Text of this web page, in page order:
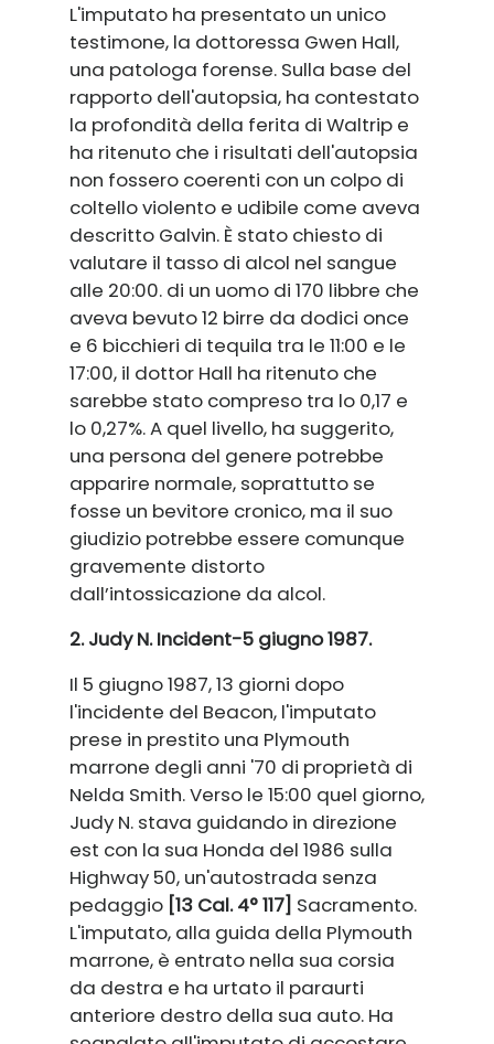
L'imputato ha presentato un unico
testimone, la dottoressa Gwen Hall,
una patologa forense. Sulla base del
rapporto dell'autopsia, ha contestato
la profondità della ferita di Waltrip e
ha ritenuto che i risultati dell'autopsia
non fossero coerenti con un colpo di
coltello violento e udibile come aveva
descritto Galvin. È stato chiesto di
valutare il tasso di alcol nel sangue
alle 20:00. di un uomo di 170 libbre che
aveva bevuto 12 birre da dodici once
e 6 bicchieri di tequila tra le 11:00 e le
17:00, il dottor Hall ha ritenuto che
sarebbe stato compreso tra lo 0,17 e
lo 0,27%. A quel livello, ha suggerito,
una persona del genere potrebbe
apparire normale, soprattutto se
fosse un bevitore cronico, ma il suo
giudizio potrebbe essere comunque
gravemente distorto
dall’intossicazione da alcol.
2. Judy N. Incident-5 giugno 1987.
Il 5 giugno 1987, 13 giorni dopo
l'incidente del Beacon, l'imputato
prese in prestito una Plymouth
marrone degli anni '70 di proprietà di
Nelda Smith. Verso le 15:00 quel giorno,
Judy N. stava guidando in direzione
est con la sua Honda del 1986 sulla
Highway 50, un'autostrada senza
pedaggio [13 Cal. 4° 117] Sacramento.
L'imputato, alla guida della Plymouth
marrone, è entrato nella sua corsia
da destra e ha urtato il paraurti
anteriore destro della sua auto. Ha